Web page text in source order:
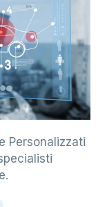
Personalizzati